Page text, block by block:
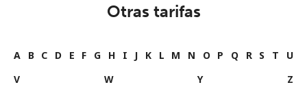
Otras tarifas
A B C D E F G H I J K L M N O P Q R S T
U
V
W Y Z